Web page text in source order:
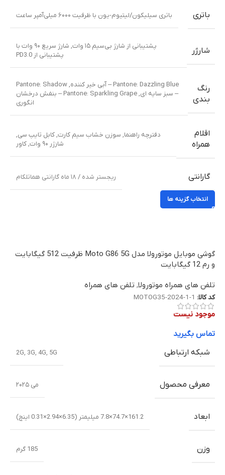
باتری باتری سیلیکون/لیتیوم-یون با ظرفیت ۶۰۰۰ میلی‌آمپر ساعت
شارژر پشتیبانی از شارژ بی‌سیم ۱۵ وات ,
شارژ سریع ۹۰ وات با
پشتیبانی از PD3.0
رنگ
بندی
Pantone: Dazzling Blue – آبی خیر کننده ,
Pantone: Shadow
– سبز سایه ای,
Pantone: Sparkling Grape – بنفش درخشان
انگوری
اقلام
همراه
دفترچه راهنما, سوزن خشاب سیم کارت,کابل تایپ سی,
شارژر ۹۰ وات
,کاور
گارانتی ریجستر شده / ۱۸ ماه گارانتی هماتلکام
انتخاب گزینه ها
گوشی موبایل موتورولا مدل Moto G86 5G ظرفیت 512 گیگابایت
و رم 12 گیگابایت
تلفن های همراه موتورولا, تلفن های همراه
کد کالا: MOTOG35-2024-1-1
موجود نیست
تماس بگیرید
شبکه ارتباطی
2G, 3G, 4G, 5G
معرفی محصول می ۲۰۲۵
ابعاد 161.2×74.7×7.8 میلیمتر (6.35×2.94×0.31 اینچ)
وزن 185 گرم